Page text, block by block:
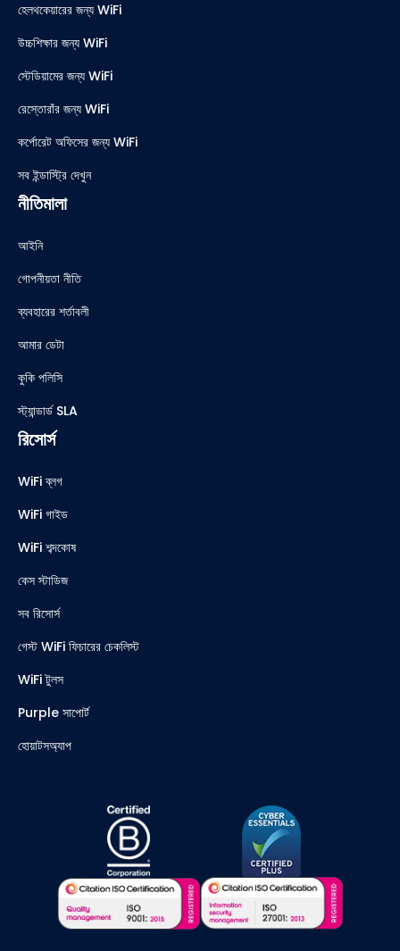
হেলথকেয়ারের জন্য WiFi
উচ্চশিক্ষার জন্য WiFi
স্টেডিয়ামের জন্য WiFi
রেস্তোরাঁর জন্য WiFi
কর্পোরেট অফিসের জন্য WiFi
সব ইন্ডাস্ট্রি দেখুন
নীতিমালা
আইনি
গোপনীয়তা নীতি
ব্যবহারের শর্তাবলী
আমার ডেটা
কুকি পলিসি
স্ট্যান্ডার্ড SLA
রিসোর্স
WiFi ব্লগ
WiFi গাইড
WiFi শব্দকোষ
কেস স্টাডিজ
সব রিসোর্স
গেস্ট WiFi ফিচারের চেকলিস্ট
WiFi টুলস
Purple সাপোর্ট
হোয়াটসঅ্যাপ